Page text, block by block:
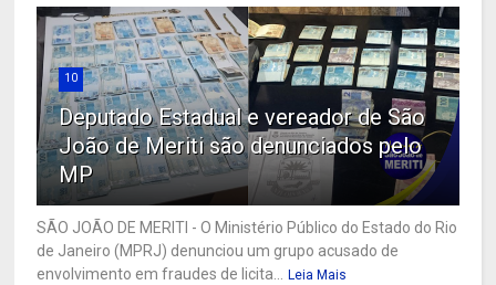
10
Deputado Estadual e vereador de São
João de Meriti são denunciados pelo
MP
SÃO JOÃO DE MERITI - O Ministério Público do Estado do Rio
de Janeiro (MPRJ) denunciou um grupo acusado de
envolvimento em fraudes de licita... Leia Mais